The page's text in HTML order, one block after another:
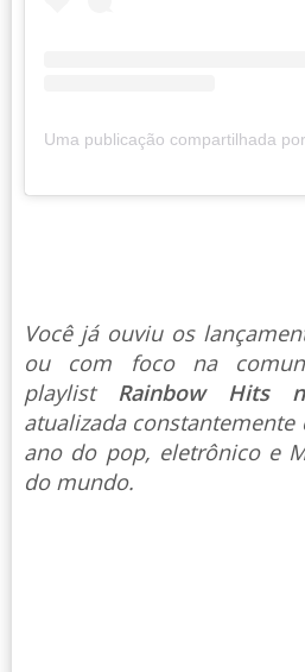
Você já ouviu os
ou com foco na
playlist Rainbow Hits
atualizada
ano do pop, eletrônico e
do mundo.